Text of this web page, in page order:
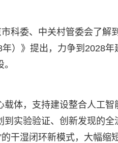
科委、中关村管委会了解
）》提出，力争到2028
体，支持建设整合人工
实验验证、创新发现的
干湿闭环新模式，大幅缩